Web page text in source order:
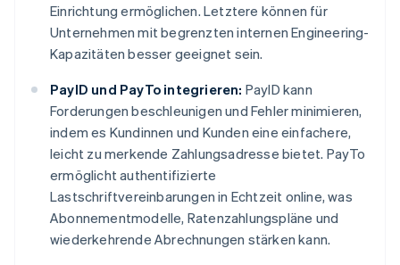
Einrichtung ermöglichen. Letztere können für
Unternehmen mit begrenzten internen Engineering-
Kapazitäten besser geeignet sein.
PayID und PayTo integrieren: PayID kann
Forderungen beschleunigen und Fehler minimieren,
indem es Kundinnen und Kunden eine einfachere,
leicht zu merkende Zahlungsadresse bietet. PayTo
ermöglicht authentifizierte
Lastschriftvereinbarungen in Echtzeit online, was
Abonnementmodelle, Ratenzahlungspläne und
wiederkehrende Abrechnungen stärken kann.